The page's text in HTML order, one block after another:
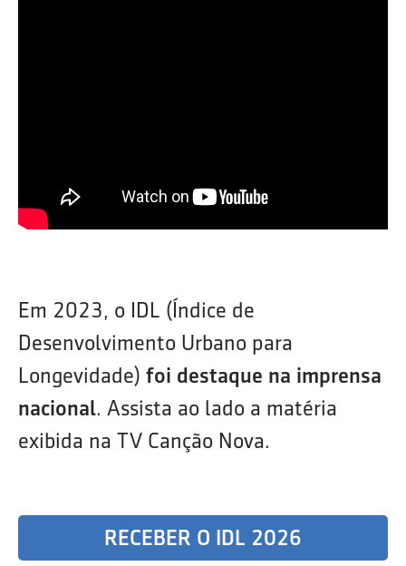
Em 2023, o IDL (Índice de
Desenvolvimento Urbano para
Longevidade) foi destaque na imprensa
nacional. Assista ao lado a matéria
exibida na TV Canção Nova.
RECEBER O IDL 2026